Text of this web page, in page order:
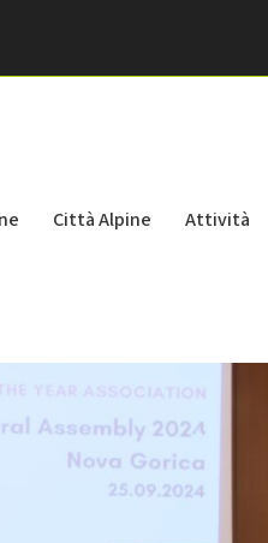
Città Alpine Attività